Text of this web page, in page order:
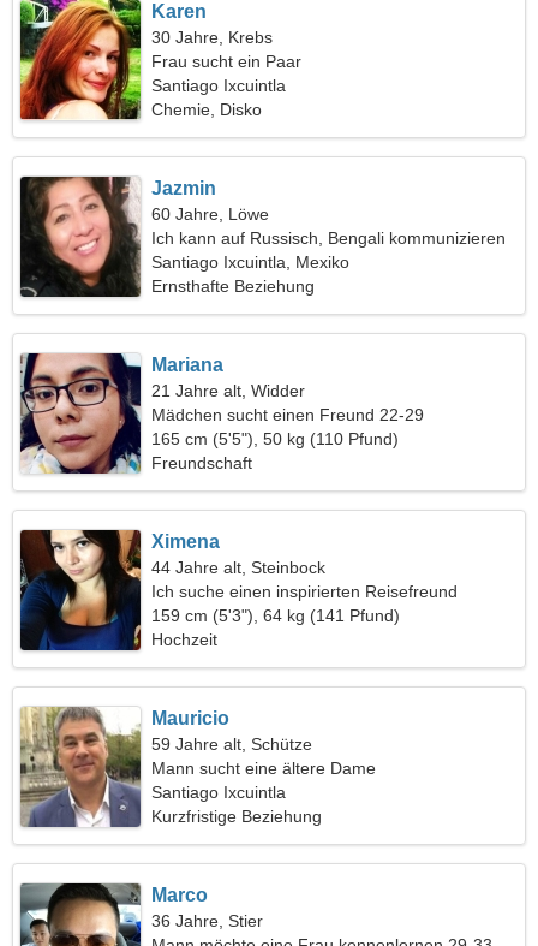
Karen
30 Jahre, Krebs
Frau sucht ein Paar
Santiago Ixcuintla
Chemie, Disko
Jazmin
60 Jahre, Löwe
Ich kann auf Russisch, Bengali kommunizieren
Santiago Ixcuintla, Mexiko
Ernsthafte Beziehung
Mariana
21 Jahre alt, Widder
Mädchen sucht einen Freund 22-29
165 cm (5'5"), 50 kg (110 Pfund)
Freundschaft
Ximena
44 Jahre alt, Steinbock
Ich suche einen inspirierten Reisefreund
159 cm (5'3"), 64 kg (141 Pfund)
Hochzeit
Mauricio
59 Jahre alt, Schütze
Mann sucht eine ältere Dame
Santiago Ixcuintla
Kurzfristige Beziehung
Marco
36 Jahre, Stier